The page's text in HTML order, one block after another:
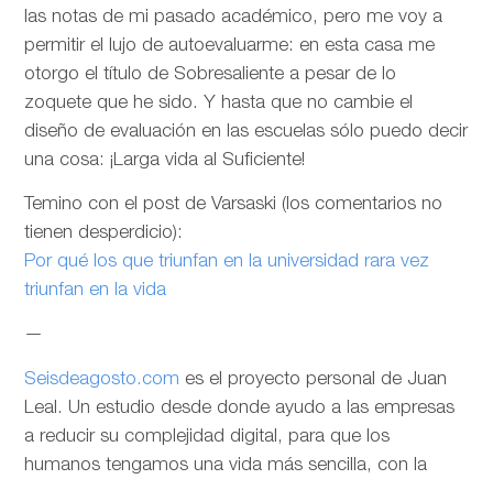
las notas de mi pasado académico, pero me voy a
permitir el lujo de autoevaluarme: en esta casa me
otorgo el título de Sobresaliente a pesar de lo
zoquete que he sido. Y hasta que no cambie el
diseño de evaluación en las escuelas sólo puedo decir
una cosa: ¡Larga vida al Suficiente!
Temino con el post de Varsaski (los comentarios no
tienen desperdicio):
Por qué los que triunfan en la universidad rara vez
triunfan en la vida
—
Seisdeagosto.com es el proyecto personal de Juan
Leal. Un estudio desde donde ayudo a las empresas
a reducir su complejidad digital, para que los
humanos tengamos una vida más sencilla, con la